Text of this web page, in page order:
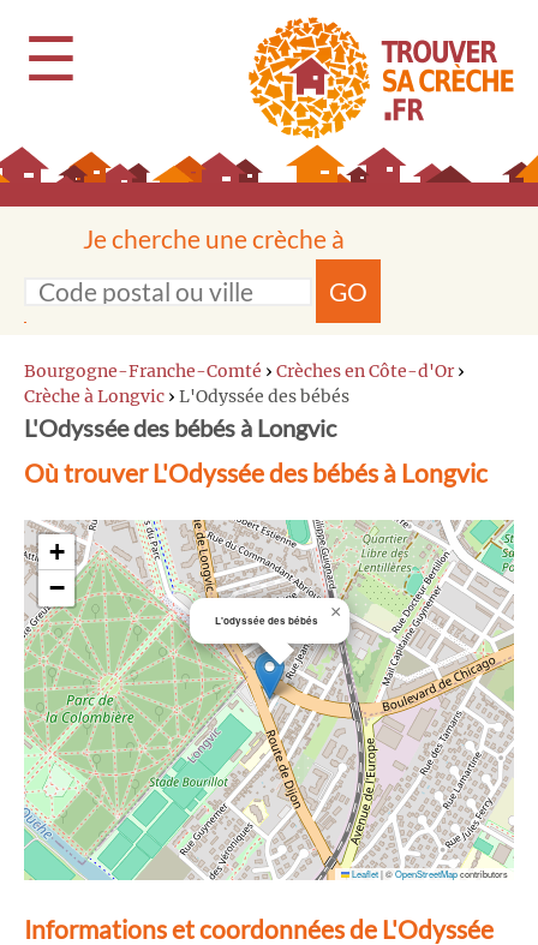
☰
Je cherche une crèche à
GO
Bourgogne-Franche-Comté › Crèches en Côte-d'Or ›
Crèche à Longvic › L'Odyssée des bébés
L'Odyssée des bébés à Longvic
Où trouver L'Odyssée des bébés à Longvic
L'odyssée des bébés ×
+
−
Leaflet|©OpenStreetMapcontributors
Informations et coordonnées de L'Odyssée